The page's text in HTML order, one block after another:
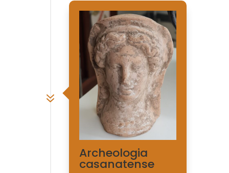
7
Archeologia
casanatense